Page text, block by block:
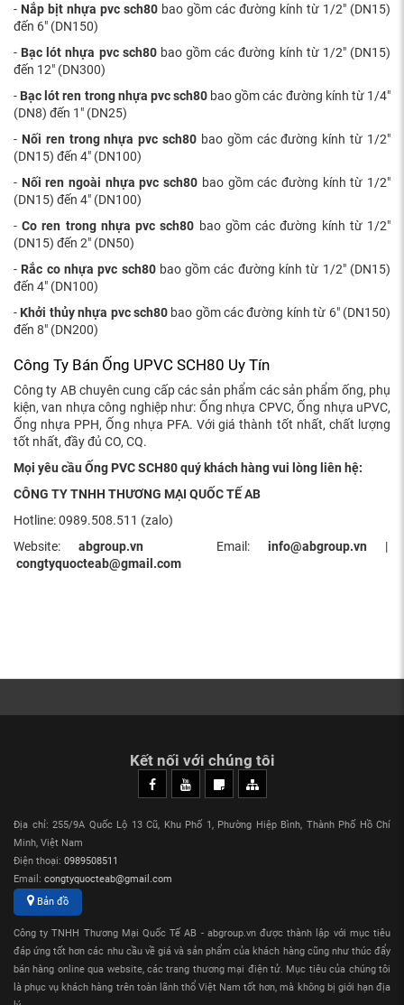
- Nắp bịt nhựa pvc sch80 bao gồm các đường kính từ 1/2" (DN15)
đến 6" (DN150)
- Bạc lót nhựa pvc sch80bao gồm các đường kính từ 1/2" (DN15)
đến 12" (DN300)
- Bạc lót ren trong nhựa pvc sch80 bao gồm các đường kính từ 1/4"
(DN8) đến 1" (DN25)
- Nối ren trong nhựa pvc sch80 bao gồm các đường kính từ 1/2"
(DN15) đến 4" (DN100)
- Nối ren ngoài nhựa pvc sch80 bao gồm các đường kính từ 1/2"
(DN15) đến 4" (DN100)
-Co ren trong nhựa pvc sch80 bao gồm các đường kính từ 1/2"
(DN15) đến 2" (DN50)
- Rắc co nhựa pvc sch80bao gồm các đường kính từ 1/2" (DN15)
đến 4" (DN100)
- Khởi thủy nhựa pvc sch80bao gồm các đường kính từ 6" (DN150)
đến 8" (DN200)
Công Ty Bán Ống UPVC SCH80 Uy Tín
Công ty AB chuyên cung cấp các sản phẩm các sản phẩm ống, phụ
kiện, van nhựa công nghiệp như: Ống nhựa CPVC, Ống nhựa uPVC,
Ống nhựa PPH, Ống nhựa PFA. Với giá thành tốt nhất, chất lượng
tốt nhất, đầy đủ CO, CQ.
Mọi yêu cầu Ống PVC SCH80 quý khách hàng vui lòng liên hệ:
CÔNG TY TNHH THƯƠNG MẠI QUỐC TẾ AB
Hotline: 0989.508.511 (zalo)
Website:abgroup.vn Email: info@abgroup.vn |
congtyquocteab@gmail.com
Kết nối với chúng tôi
Địa chỉ: 255/9A Quốc Lộ 13 Cũ, Khu Phố 1, Phường Hiệp Bình, Thành Phố Hồ Chí
Minh, Việt Nam
Điện thoại: 0989508511
Email: congtyquocteab@gmail.com
Bản đồ
Công ty TNHH Thương Mại Quốc Tế AB - abgroup.vn được thành lập với mục tiêu
đáp ứng tốt hơn các nhu cầu về giá và sản phẩm của khách hàng cũng như thúc đẩy
bán hàng online qua website, các trang thương mại điện tử. Mục tiêu của chúng tôi
là phục vụ khách hàng trên toàn lãnh thổ Việt Nam tốt hơn, mà không bị giới hạn địa